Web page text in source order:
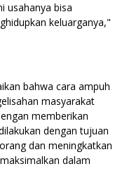
usahanya bisa
keluarganya,"
bahwa cara ampuh
masyarakat
memberikan
dengan tujuan
dan meningkatkan
dalam